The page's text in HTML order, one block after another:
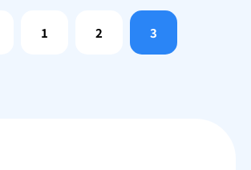
1 2 3